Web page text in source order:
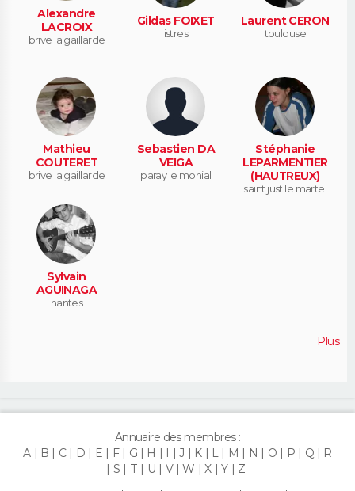
Alexandre
LACROIX
brive la gaillarde
Gildas FOIXET
istres
Laurent CERON
toulouse
Mathieu
COUTERET
brive la gaillarde
Sebastien DA
VEIGA
paray le monial
Stéphanie
LEPARMENTIER
(HAUTREUX)
saint just le martel
Sylvain
AGUINAGA
nantes
Plus
Annuaire des membres :
A
B C D E F G H I J K L M N O P Q
R
S
T U V W X Y Z